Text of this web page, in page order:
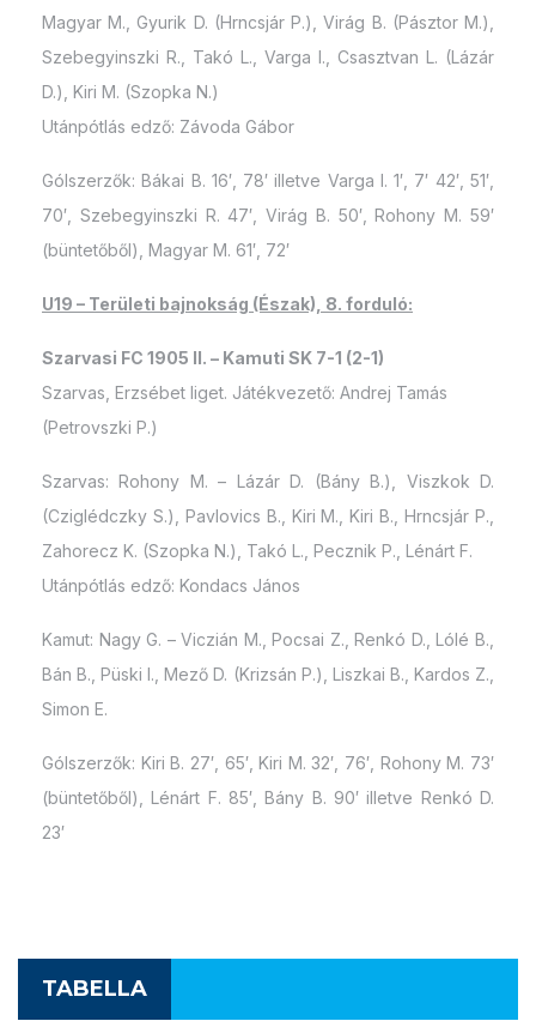
Magyar M., Gyurik D. (Hrncsjár P.), Virág B. (Pásztor M.),
Szebegyinszki R., Takó L., Varga I., Csasztvan L. (Lázár
D.), Kiri M. (Szopka N.)
Utánpótlás edző: Závoda Gábor
Gólszerzők: Bákai B. 16′, 78′ illetve Varga I. 1′, 7′ 42′, 51′,
70′, Szebegyinszki R. 47′, Virág B. 50′, Rohony M. 59′
(büntetőből), Magyar M. 61′, 72′
U19 – Területi bajnokság (Észak), 8. forduló:
Szarvasi FC 1905 II. – Kamuti SK 7-1 (2-1)
Szarvas, Erzsébet liget. Játékvezető: Andrej Tamás
(Petrovszki P.)
Szarvas: Rohony M. – Lázár D. (Bány B.), Viszkok D.
(Cziglédczky S.), Pavlovics B., Kiri M., Kiri B., Hrncsjár P.,
Zahorecz K. (Szopka N.), Takó L., Pecznik P., Lénárt F.
Utánpótlás edző: Kondacs János
Kamut: Nagy G. – Viczián M., Pocsai Z., Renkó D., Lólé B.,
Bán B., Püski I., Mező D. (Krizsán P.), Liszkai B., Kardos Z.,
Simon E.
Gólszerzők: Kiri B. 27′, 65′, Kiri M. 32′, 76′, Rohony M. 73′
(büntetőből), Lénárt F. 85′, Bány B. 90′ illetve Renkó D.
23′
TABELLA